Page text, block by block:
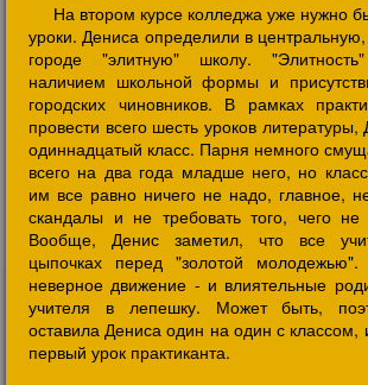
На втором курсе колледжа уже нужно
уроки. Дениса определили в
городе "элитную" школу.
наличием школьной формы и
городских чиновников. В рамках
провести всего шесть уроков литературы,
одиннадцатый класс. Парня немного
всего на два года младше него, но
им все равно ничего не надо, главное,
скандалы и не требовать того, чего не
Вообще, Денис заметил, что все
цыпочках перед "золотой
неверное движение - и влиятельные
учителя в лепешку. Может быть,
оставила Дениса один на один с классом,
первый урок практиканта.